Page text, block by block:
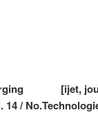
14 / No.
[ijet,